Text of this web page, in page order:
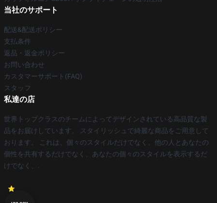
当社のサポート
配送&配送ポリシー
支払条件
返品・返金ポリシー
お問い合わせ
カスタマーサポート(FAQ)
スタッフ
私達の店
世界トップクラスのチームによってデザインされている高品質な製
品をお届けしています。 スタイリッシュで綺麗な商品をご用意して
おります。 これは、個々のスタイルだけでなく、他の人とあなたの
個性を共有するだけでなく、あなたの個々のスタイルを表示するだ
けでなく、.